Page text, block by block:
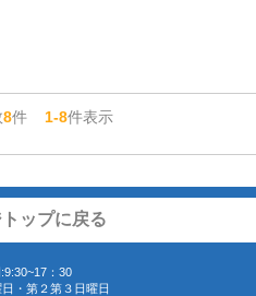
8件1-8件表示
ップに戻る
：30
・第２第３日曜日